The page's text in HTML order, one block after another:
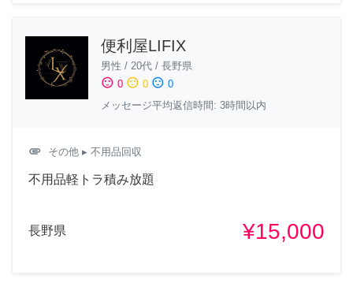
便利屋LIFIX
男性 / 20代 / 長野県
sentiment_satisfied 0 sentiment_neutral 0 sentiment_dissatisfied 0
メッセージ平均返信時間: 3時間以内
attachment その他 ▸ 不用品回収
不用品軽トラ積み放題
長野県 ¥15,000